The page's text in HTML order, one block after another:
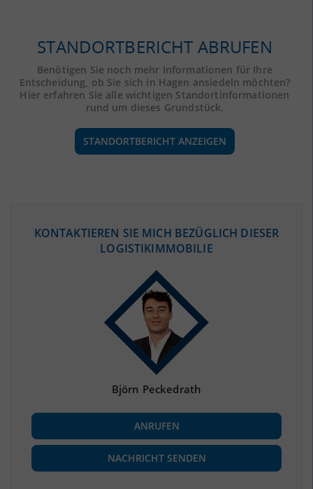
STANDORTBERICHT ABRUFEN
Benötigen Sie noch mehr Informationen für Ihre
Entscheidung, ob Sie sich in Hagen ansiedeln möchten?
Hier erfahren Sie alle wichtigen Standortinformationen
rund um dieses Grundstück.
STANDORTBERICHT ANZEIGEN
(STAND: 12/2019)
(Landkreis / Kreisfreie Stadt)
BESCHÄFTIGUNG
Beschäftigte
(Landkreis / Kreisfreie Stadt)
68.853
KONTAKTIEREN SIE MICH BEZÜGLICH DIESER
LOGISTIKIMMOBILIE
Björn Peckedrath
ANRUFEN
NACHRICHT SENDEN